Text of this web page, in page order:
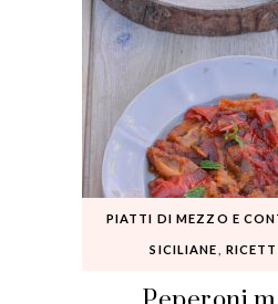
PIATTI DI MEZZO E
SICILIANE